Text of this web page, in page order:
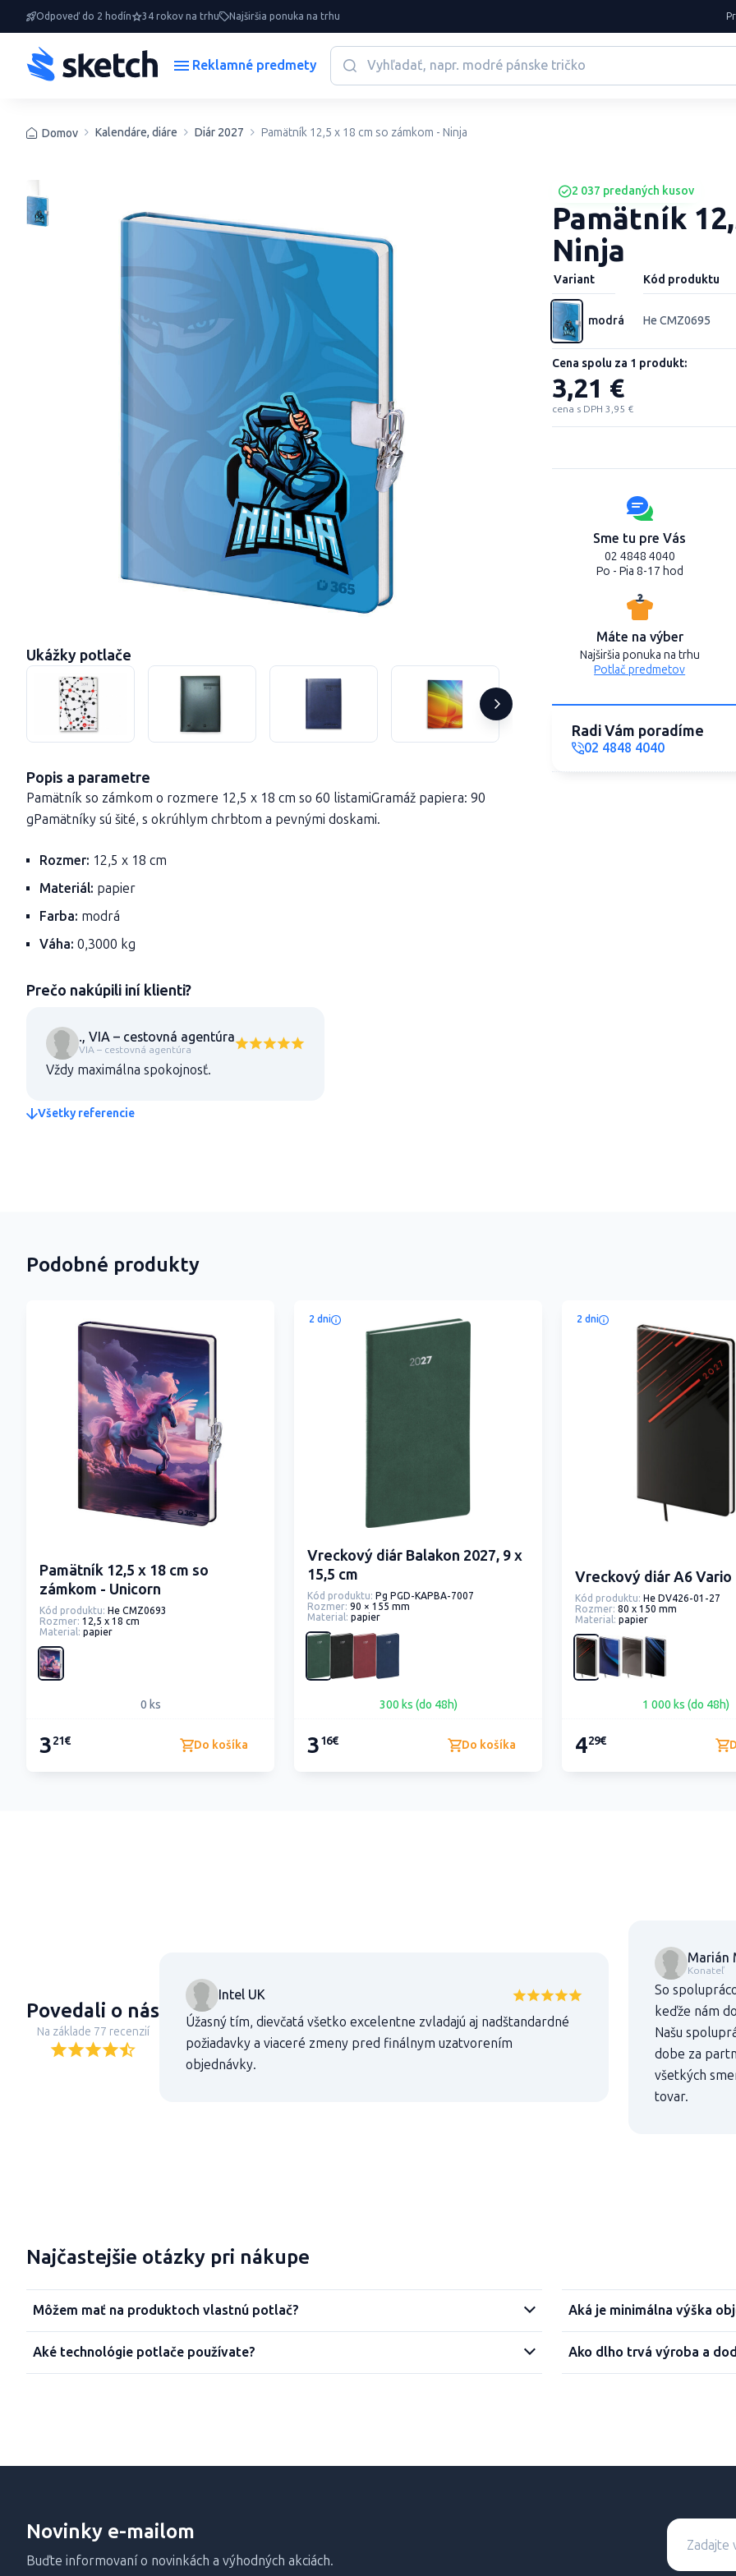
Odpoveď do 2 hodín 34 rokov na trhu Najširšia ponuka na trhu
Reklamné predmety
Domov Kalendáre, diáre Diár 2027 Pamätník 12,5 x 18 cm so zámkom - Ninja
2 037 predaných kusov
Pamätník
Ninja
Variant Kód produktu
modrá He CMZ0695
Cena spolu za 1 produkt:
3,21 €
cena s DPH 3,95 €
Sme tu pre Vás
02 4848 4040
Po - Pia 8-17 hod
Máte na výber
Najširšia ponuka na trhu
Potlač predmetov
Radi Vám poradíme
02 4848 4040
Ukážky potlače
Popis a parametre
Pamätník so zámkom o rozmere 12,5 x 18 cm so 60 listamiGramáž papiera: 90
gPamätníky sú šité, s okrúhlym chrbtom a pevnými doskami.
Rozmer: 12,5 x 18 cm
Materiál: papier
Farba: modrá
Váha: 0,3000 kg
Prečo nakúpili iní klienti?
., VIA – cestovná agentúra
VIA – cestovná agentúra
Vždy maximálna spokojnosť.
Všetky referencie
Podobné produkty
Pamätník 12,5 x 18 cm so
zámkom - Unicorn
Kód produktu: He CMZ0693
Rozmer: 12,5 x 18 cm
Material: papier
0 ks
321€ Do košíka
2 dni
Vreckový diár Balakon 2027, 9 x
15,5 cm
Kód produktu: Pg PGD-KAPBA-7007
Rozmer: 90 × 155 mm
Material: papier
300 ks (do 48h)
316€ Do košíka
2 dni
Vreckový diár A6 Vario
Kód produktu: He DV426-01-27
Rozmer: 80 x 150 mm
Material: papier
1 000 ks (do 48h)
429€
Povedali o nás
Na základe 77 recenzií
Intel UK
Úžasný tím, dievčatá všetko excelentne zvladajú aj nadštandardné
požiadavky a viaceré zmeny pred finálnym uzatvorením
objednávky.
Marián
Konateľ
So
keďže nám
Našu
dobe za
všetkých
tovar.
Najčastejšie otázky pri nákupe
Môžem mať na produktoch vlastnú potlač?
Aké technológie potlače používate?
Aká je minimálna výška
Ako dlho trvá výroba a
Novinky e-mailom
Buďte informovaní o novinkách a výhodných akciách.